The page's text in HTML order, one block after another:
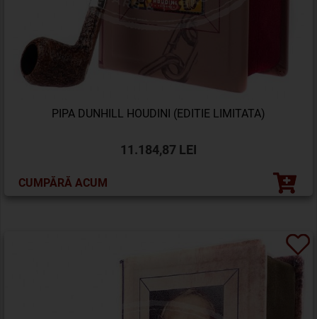
PIPA DUNHILL HOUDINI (EDITIE LIMITATA)
11.184,87 LEI
CUMPĂRĂ ACUM